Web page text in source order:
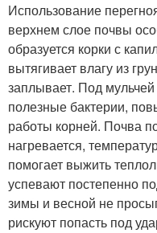
Использование
верхнем слое почвы
образуется корки с
вытягивает влагу из
заплывает. Под
полезные бактерии,
работы корней. Почва
нагревается,
помогает выжить
успевают постепенно
зимы и весной не
рискуют попасть под